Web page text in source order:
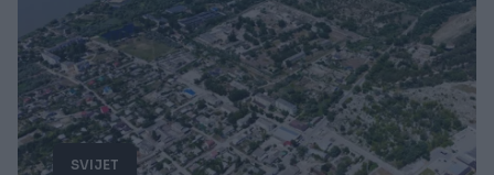
SVIJET